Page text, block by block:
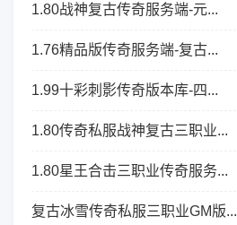
1.80战神复古传奇服务端-元...
1.76精品版传奇服务端-复古...
1.99十彩刺影传奇版本库-四...
1.80传奇私服战神复古三职业...
1.80星王合击三职业传奇服务...
复古冰雪传奇私服三职业GM版...